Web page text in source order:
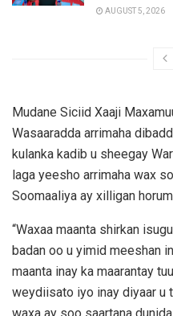
AUGUST 5, 2026
Mudane Siciid Xaaji
Wasaaradda arrimaha
kulanka kadib u sheegay
laga yeesho arrimaha wax
Soomaaliya ay xilligan
“Waxaa maanta shirkan
badan oo u yimid meeshan
maanta inay ka maarantay
weydiisato iyo inay diyaar u